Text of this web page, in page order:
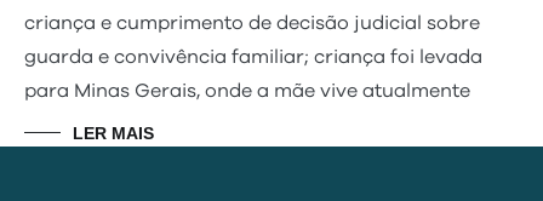
criança e cumprimento de decisão judicial sobre
guarda e convivência familiar; criança foi levada
para Minas Gerais, onde a mãe vive atualmente
LER MAIS